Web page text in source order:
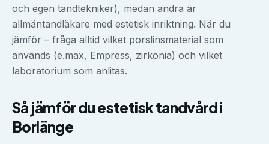
och egen tandtekniker), medan andra är
allmäntandläkare med estetisk inriktning. När du
jämför – fråga alltid vilket porslinsmaterial som
används (e.max, Empress, zirkonia) och vilket
laboratorium som anlitas.
Så jämför duestetisk tandvårdi
Borlänge